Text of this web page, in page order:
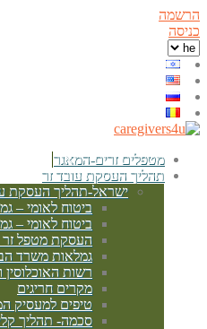
הרשמה
כניסה
מטפלים זרים-המאגר
תהליך העסקת עובד זר
ישראל-תהליך העסקת
ביטוח לאומי –
ביטוח לאומי –
העסקת מטפל זר
גמלאות משרד
רשות
מקרים חריגים
טיפים למעסיק
סכמה- תהליך